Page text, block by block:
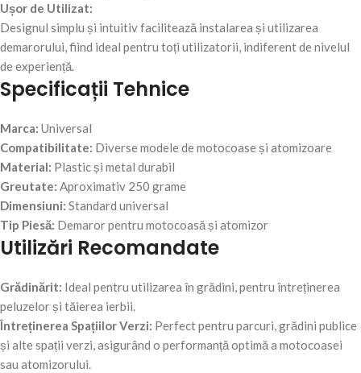
Ușor de Utilizat:
Designul simplu și intuitiv facilitează instalarea și utilizarea
demarorului, fiind ideal pentru toți utilizatorii, indiferent de nivelul
de experiență.
Specificații Tehnice
Marca: Universal
Compatibilitate: Diverse modele de motocoase și atomizoare
Material: Plastic și metal durabil
Greutate: Aproximativ 250 grame
Dimensiuni: Standard universal
Tip Piesă: Demaror pentru motocoasă și atomizor
Utilizări Recomandate
Grădinărit: Ideal pentru utilizarea în grădini, pentru întreținerea
peluzelor și tăierea ierbii.
Întreținerea Spațiilor Verzi: Perfect pentru parcuri, grădini publice
și alte spații verzi, asigurând o performanță optimă a motocoasei
sau atomizorului.